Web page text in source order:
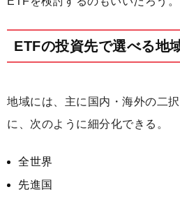
ETFの投資先で選べる地
地域には、主に国内・海外の二
に、次のように細分化できる。
全世界
先進国